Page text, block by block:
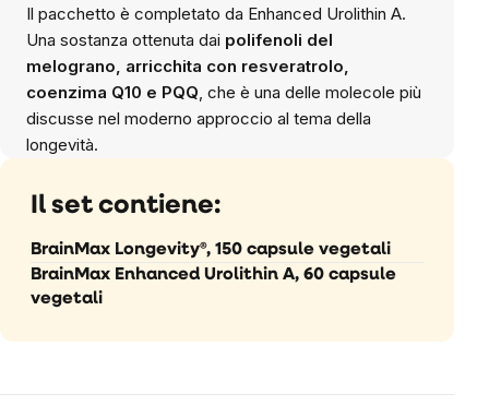
Il pacchetto è completato da Enhanced Urolithin A.
Una sostanza ottenuta dai polifenoli del
melograno, arricchita con resveratrolo,
coenzima Q10 e PQQ, che è una delle molecole più
discusse nel moderno approccio al tema della
longevità.
Il set contiene:
BrainMax Longevity®, 150 capsule vegetali
BrainMax Enhanced Urolithin A, 60 capsule
vegetali